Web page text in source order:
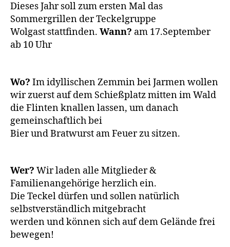
Dieses Jahr soll zum ersten Mal das
Sommergrillen der Teckelgruppe
Wolgast stattfinden. Wann? am 17.September
ab 10 Uhr
Wo? Im idyllischen Zemmin bei Jarmen wollen
wir zuerst auf dem Schießplatz mitten im Wald
die Flinten knallen lassen, um danach
gemeinschaftlich bei
Bier und Bratwurst am Feuer zu sitzen.
Wer? Wir laden alle Mitglieder &
Familienangehörige herzlich ein.
Die Teckel dürfen und sollen natürlich
selbstverständlich mitgebracht
werden und können sich auf dem Gelände frei
bewegen!